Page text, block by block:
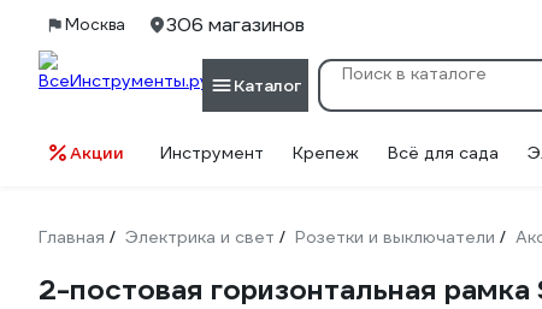
Москва 306 магазинов
Каталог
Акции Инструмент Крепеж Всё для сада
Главная / Электрика и свет / Розетки и выключатели /
2-постовая горизонтальная